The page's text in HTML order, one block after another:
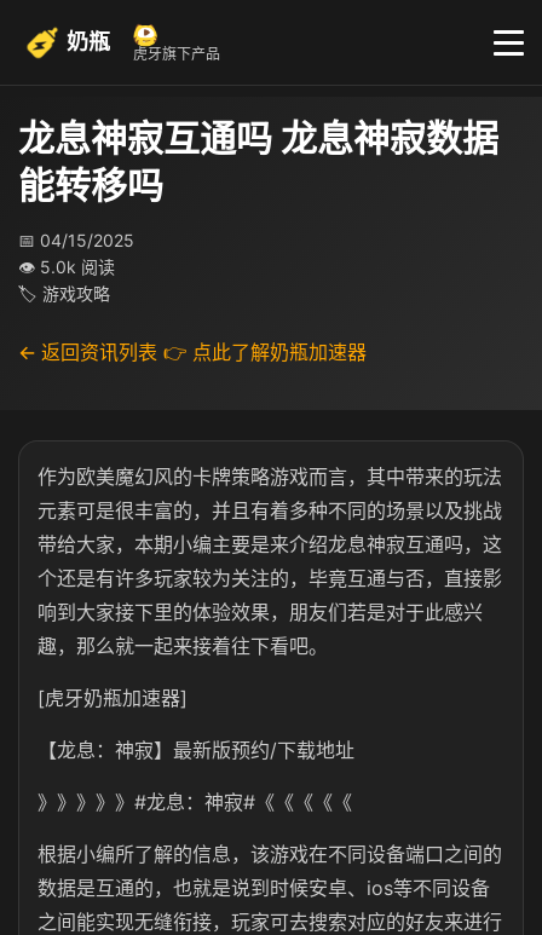
奶瓶 虎牙旗下产品
龙息神寂互通吗 龙息神寂数据
能转移吗
📅 04/15/2025
👁 5.0k 阅读
🏷 游戏攻略
← 返回资讯列表 👉 点此了解奶瓶加速器
作为欧美魔幻风的卡牌策略游戏而言，其中带来的玩法
元素可是很丰富的，并且有着多种不同的场景以及挑战
带给大家，本期小编主要是来介绍龙息神寂互通吗，这
个还是有许多玩家较为关注的，毕竟互通与否，直接影
响到大家接下里的体验效果，朋友们若是对于此感兴
趣，那么就一起来接着往下看吧。
[虎牙奶瓶加速器]
【龙息：神寂】最新版预约/下载地址
》》》》》#龙息：神寂#《《《《《
根据小编所了解的信息，该游戏在不同设备端口之间的
数据是互通的，也就是说到时候安卓、ios等不同设备
之间能实现无缝衔接，玩家可去搜索对应的好友来进行